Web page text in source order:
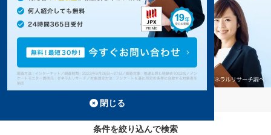
大網白里の事務所が9件見つかりました。
条件を絞り込んで検索
閉じる